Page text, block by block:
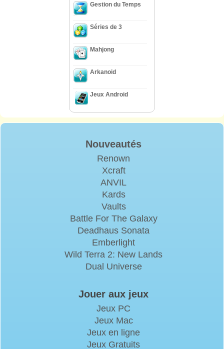
Gestion du Temps
Séries de 3
Mahjong
Arkanoid
Jeux Android
Nouveautés
Renown
Xcraft
ANVIL
Kards
Vaults
Battle For The Galaxy
Deadhaus Sonata
Emberlight
Wild Terra 2: New Lands
Dual Universe
Jouer aux jeux
Jeux PC
Jeux Mac
Jeux en ligne
Jeux Gratuits